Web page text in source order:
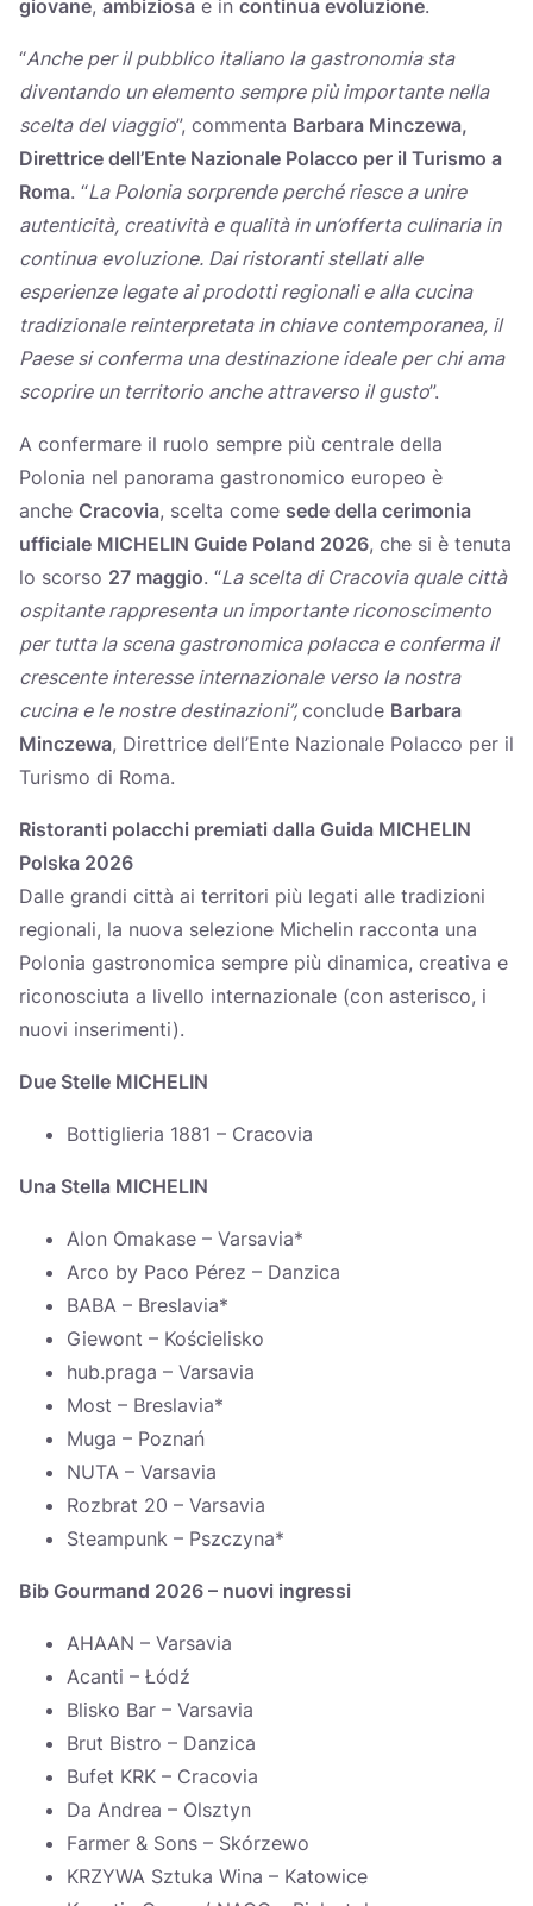
giovane, ambiziosa e in continua evoluzione.
“Anche per il pubblico italiano la gastronomia sta
diventando un elemento sempre più importante nella
scelta del viaggio”, commenta Barbara Minczewa,
Direttrice dell’Ente Nazionale Polacco per il Turismo a
Roma. “La Polonia sorprende perché riesce a unire
autenticità, creatività e qualità in un’offerta culinaria in
continua evoluzione. Dai ristoranti stellati alle
esperienze legate ai prodotti regionali e alla cucina
tradizionale reinterpretata in chiave contemporanea, il
Paese si conferma una destinazione ideale per chi ama
scoprire un territorio anche attraverso il gusto”.
A confermare il ruolo sempre più centrale della
Polonia nel panorama gastronomico europeo è
anche Cracovia, scelta come sede della cerimonia
ufficiale MICHELIN Guide Poland 2026, che si è tenuta
lo scorso 27 maggio. “La scelta di Cracovia quale città
ospitante rappresenta un importante riconoscimento
per tutta la scena gastronomica polacca e conferma il
crescente interesse internazionale verso la nostra
cucina e le nostre destinazioni”, conclude Barbara
Minczewa, Direttrice dell’Ente Nazionale Polacco per il
Turismo di Roma.
Ristoranti polacchi premiati dalla Guida MICHELIN
Polska 2026
Dalle grandi città ai territori più legati alle tradizioni
regionali, la nuova selezione Michelin racconta una
Polonia gastronomica sempre più dinamica, creativa e
riconosciuta a livello internazionale (con asterisco, i
nuovi inserimenti).
Due Stelle MICHELIN
Bottiglieria 1881 – Cracovia
Una Stella MICHELIN
Alon Omakase – Varsavia*
Arco by Paco Pérez – Danzica
BABA – Breslavia*
Giewont – Kościelisko
hub.praga – Varsavia
Most – Breslavia*
Muga – Poznań
NUTA – Varsavia
Rozbrat 20 – Varsavia
Steampunk – Pszczyna*
Bib Gourmand 2026 – nuovi ingressi
AHAAN – Varsavia
Acanti – Łódź
Blisko Bar – Varsavia
Brut Bistro – Danzica
Bufet KRK – Cracovia
Da Andrea – Olsztyn
Farmer & Sons – Skórzewo
KRZYWA Sztuka Wina – Katowice